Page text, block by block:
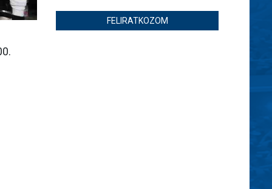
FELIRATKOZOM